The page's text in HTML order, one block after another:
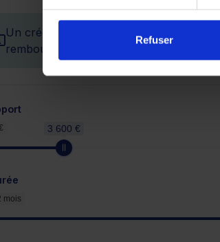
Refuser
Un crédit vous engage et doit être
remboursement avant de vous engager.
3 600 €
mois